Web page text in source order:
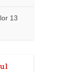
13